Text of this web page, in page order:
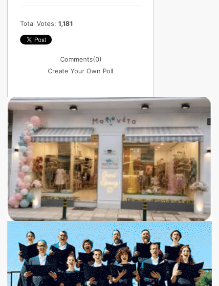
Total Votes: 1,181
Comments(0)
Create Your Own Poll